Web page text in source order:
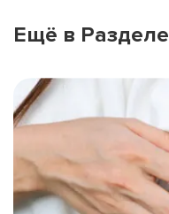
Ещё в Разделе